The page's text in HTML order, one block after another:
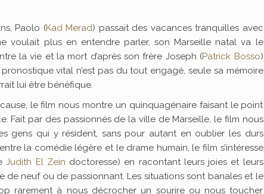
Paolo (Kad Merad) passait des vacances tranquilles avec
voulait plus en entendre parler, son Marseille natal va le
la vie et la mort d’après son frère Joseph (Patrick Bosso)
vital n’est pas du tout engagé, seule sa mémoire
lui être bénéfique.
le film nous montre un quinquagénaire faisant le point
Fait par des passionnés de la ville de Marseille, le film nous
gens qui y résident, sans pour autant en oublier les durs
la comédie légère et le drame humain, le film s’intéresse
Judith El Zein doctoresse) en racontant leurs joies et leurs
de neuf ou de passionnant. Les situations sont banales et le
rarement à nous décrocher un sourire ou nous toucher